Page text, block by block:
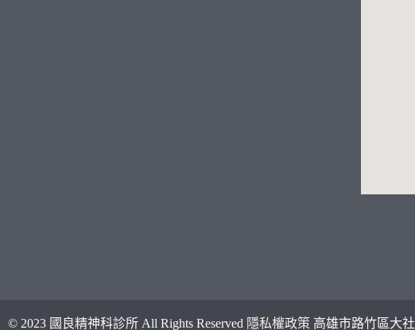
© 2023 國良精神科診所 All Rights Reserved 隱私權政策 高雄市路竹區大社